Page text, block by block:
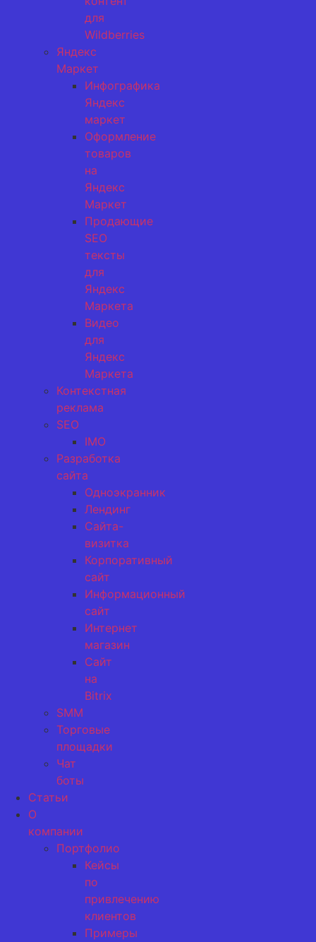
для
Wildberries
Яндекс
Маркет
Инфографика
Яндекс
маркет
Оформление
товаров
на
Яндекс
Маркет
Продающие
SEO
тексты
для
Яндекс
Маркета
Видео
для
Яндекс
Маркета
Контекстная
реклама
SEO
IMO
Разработка
сайта
Одноэкранник
Лендинг
Сайта-
визитка
Корпоративный
сайт
Информационный
сайт
Интернет
магазин
Сайт
на
Bitrix
SMM
Торговые
площадки
Чат
боты
Статьи
О
компании
Портфолио
Кейсы
по
привлечению
клиентов
Примеры